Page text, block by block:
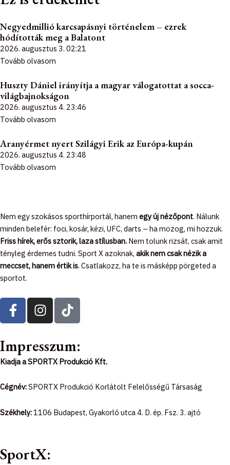
Negyedmillió karcsapásnyi történelem – ezrek
hódították meg a Balatont
2026. augusztus 3. 02:21
Tovább olvasom
Huszty Dániel irányítja a magyar válogatottat a socca-
világbajnokságon
2026. augusztus 4. 23:46
Tovább olvasom
Aranyérmet nyert Szilágyi Erik az Európa-kupán
2026. augusztus 4. 23:48
Tovább olvasom
Nem egy szokásos sporthírportál, hanem egy új nézőpont. Nálunk
minden belefér: foci, kosár, kézi, UFC, darts – ha mozog, mi hozzuk.
Friss hírek, erős sztorik, laza stílusban. Nem tolunk rizsát, csak amit
tényleg érdemes tudni. Sport X azoknak, akik nem csak nézik a
meccset, hanem értik is. Csatlakozz, ha te is másképp pörgeted a
sportot.
F
a
c
e
b
o
o
k
-
f
I
n
s
t
a
g
r
a
m
T
i
k
t
o
k
Impresszum:
Kiadja a SPORTX Produkció Kft.
Cégnév:SPORTX Produkció Korlátolt Felelősségű Társaság
Székhely:1106 Budapest, Gyakorló utca 4. D. ép. Fsz. 3. ajtó
SportX: